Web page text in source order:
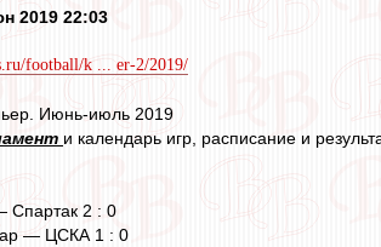
2019 22:03
football/k ... er-2/2019/
Июнь-июль 2019
и календарь игр, расписание и
Спартак 2 : 0
— ЦСКА 1 : 0